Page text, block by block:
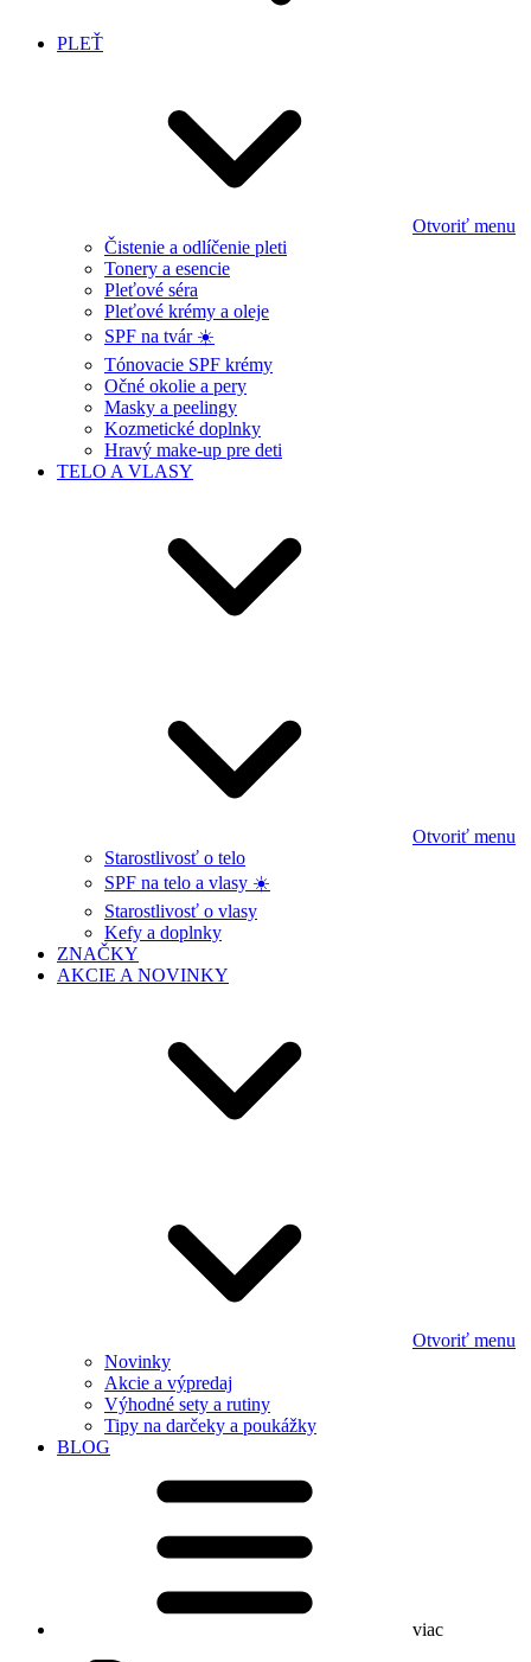
PLEŤ
Otvoriť menu
Čistenie a odlíčenie pleti
Tonery a esencie
Pleťové séra
Pleťové krémy a oleje
SPF na tvár ☀️
Tónovacie SPF krémy
Očné okolie a pery
Masky a peelingy
Kozmetické doplnky
Hravý make-up pre deti
TELO A VLASY
Otvoriť menu
Starostlivosť o telo
SPF na telo a vlasy ☀️
Starostlivosť o vlasy
Kefy a doplnky
ZNAČKY
AKCIE A NOVINKY
Otvoriť menu
Novinky
Akcie a výpredaj
Výhodné sety a rutiny
Tipy na darčeky a poukážky
BLOG
viac